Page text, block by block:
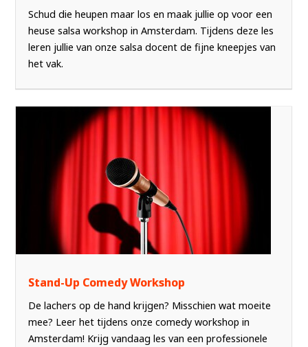
Schud die heupen maar los en maak jullie op voor een
heuse salsa workshop in Amsterdam. Tijdens deze les
leren jullie van onze salsa docent de fijne kneepjes van
het vak.
Stand-Up Comedy Workshop
De lachers op de hand krijgen? Misschien wat moeite
mee? Leer het tijdens onze comedy workshop in
Amsterdam! Krijg vandaag les van een professionele